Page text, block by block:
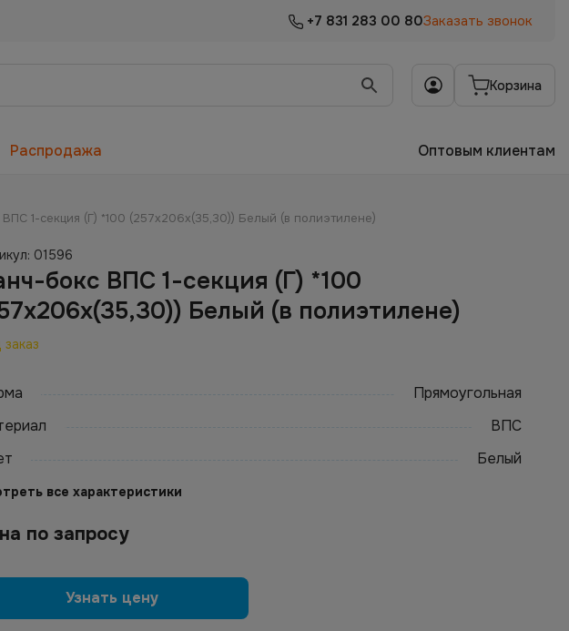
+7 831 283 00 80Заказать звонок
Корзина
Распродажа Оптовым клиентам
1-секция (Г) *100 (257х206х(35,30)) Белый (в полиэтилене)
01596
бокс ВПС 1-секция (Г) *100
Белый (в полиэтилене)
Прямоугольная
ВПС
Белый
все характеристики
по запросу
Узнать цену